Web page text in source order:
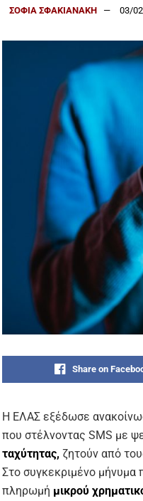
ΣΟΦΙΑ ΣΦΑΚΙΑΝΑΚΗ 03/
Share on
Η ΕΛΑΣ εξέδωσε
που στέλνοντας SMS με
ταχύτητας, ζητούν από
Στο συγκεκριμένο μήνυμα
πληρωμή μικρού